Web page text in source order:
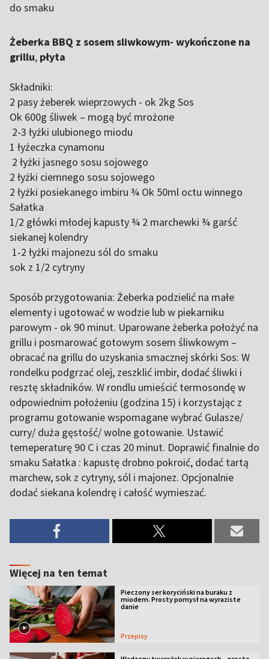
do smaku
Żeberka BBQ z sosem sliwkowym- wykończone na
grillu, płyta
Składniki:
2 pasy żeberek wieprzowych - ok 2kg Sos
Ok 600g śliwek – mogą być mrożone
2-3 łyżki ulubionego miodu
1 łyżeczka cynamonu
2 łyżki jasnego sosu sojowego
2 łyżki ciemnego sosu sojowego
2 łyżki posiekanego imbiru ¾ Ok 50ml octu winnego
Sałatka
1/2 główki młodej kapusty ¾ 2 marchewki ¾ garść
siekanej kolendry
1-2 łyżki majonezu sól do smaku
sok z 1/2 cytryny
Sposób przygotowania: Żeberka podzielić na małe
elementy i ugotować w wodzie lub w piekarniku
parowym - ok 90 minut. Uparowane żeberka położyć na
grillu i posmarować gotowym sosem śliwkowym –
obracać na grillu do uzyskania smacznej skórki Sos: W
rondelku podgrzać olej, zeszklić imbir, dodać śliwki i
resztę składników. W rondlu umieścić termosondę w
odpowiednim położeniu (godzina 15) i korzystając z
programu gotowanie wspomagane wybrać Gulasze/
curry/ duża gęstość/ wolne gotowanie. Ustawić
temeperaturę 90 C i czas 20 minut. Doprawić finalnie do
smaku Sałatka : kapustę drobno pokroić, dodać tartą
marchew, sok z cytryny, sól i majonez. Opcjonalnie
dodać siekana kolendrę i całość wymieszać.
Więcej na ten temat
Pieczony ser koryciński na buraku z
miodem. Prosty pomysł na wyraziste
danie
Przepisy